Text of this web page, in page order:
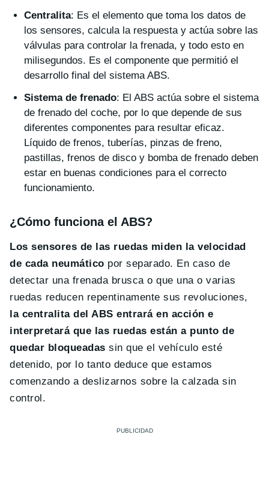
Centralita: Es el elemento que toma los datos de
los sensores, calcula la respuesta y actúa sobre las
válvulas para controlar la frenada, y todo esto en
milisegundos. Es el componente que permitió el
desarrollo final del sistema ABS.
Sistema de frenado: El ABS actúa sobre el sistema
de frenado del coche, por lo que depende de sus
diferentes componentes para resultar eficaz.
Líquido de frenos, tuberías, pinzas de freno,
pastillas, frenos de disco y bomba de frenado deben
estar en buenas condiciones para el correcto
funcionamiento.
¿Cómo funciona el ABS?
Los sensores de las ruedas miden la velocidad
de cada neumático por separado. En caso de
detectar una frenada brusca o que una o varias
ruedas reducen repentinamente sus revoluciones,
la centralita del ABS entrará en acción e
interpretará que las ruedas están a punto de
quedar bloqueadas sin que el vehículo esté
detenido, por lo tanto deduce que estamos
comenzando a deslizarnos sobre la calzada sin
control.